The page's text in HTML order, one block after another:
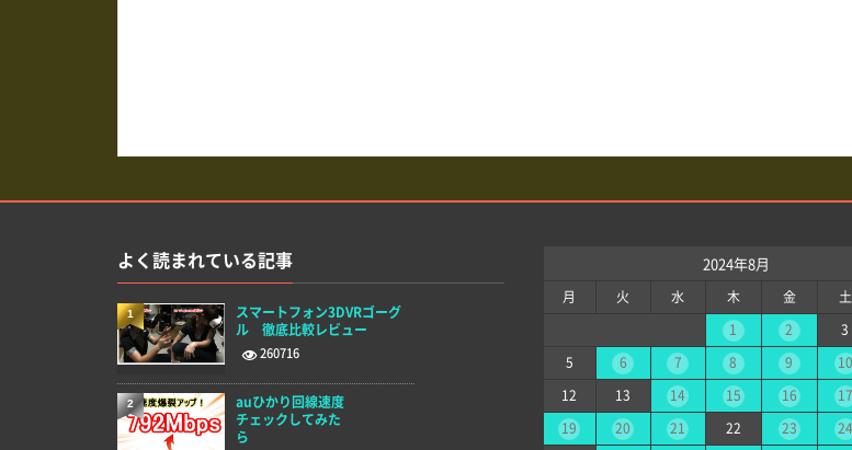
よく読まれている記事
スマートフォン3DVRゴーグ
ル 徹底比較レビュー
260716
1
auひかり回線速度
チェックしてみた
ら
2
2024年8月
月 火 水 木 金 土
1
2 3
5
6 7 8 9 10
12
13 14 15 16 17
19
20 21 22 23 24